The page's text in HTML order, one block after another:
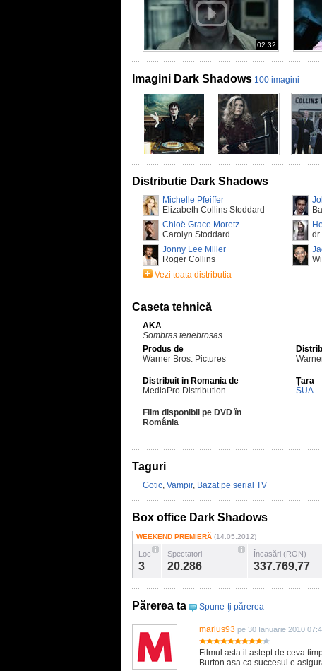
02:32
Imagini Dark Shadows 100 imagini
Distributie Dark Shadows
Michelle Pfeiffer
Elizabeth Collins Stoddard
Chloë Grace Moretz
Carolyn Stoddard
Jonny Lee Miller
Roger Collins
Vezi toata distributia
Caseta tehnică
AKA
Sombras tenebrosas
Produs de
Warner Bros. Pictures
Distribuit in Romania de
MediaPro Distribution
Țara
SUA
Film disponibil pe DVD în
România
Taguri
Gotic, Vampir, Bazat pe serial TV
Box office Dark Shadows
WEEKEND PREMIERĂ (14.05.2012)
Loc
3
Spectatori
20.286
Încasări (RON)
337.769,77
Părerea ta Spune-ţi părerea
marius93 pe 30 Ianuarie 2010
Filmul asta il astept de ceva
Burton asa ca succesul e